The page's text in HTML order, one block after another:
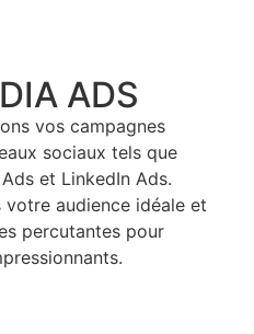
ADS
vos campagnes
sociaux tels que
et LinkedIn Ads.
votre audience idéale et
percutantes pour